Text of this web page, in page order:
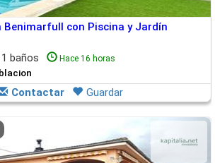
Benimarfull con Piscina y Jardín
1 baños Hace 16 horas
Contactar Guardar